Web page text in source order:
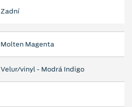
Zadní
Molten Magenta
Velur/vinyl - Modrá Indigo